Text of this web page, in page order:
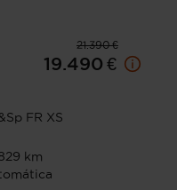
21.390 €
19.490 €
FR XS
km